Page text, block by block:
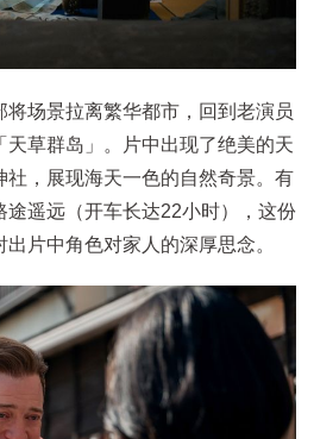
将场景拉离繁华都市，回到老演员
草群岛」。片中出现了绝美的天
社，展现海天一色的自然奇景。有
途遥远（开车长达22小时），这份
片中角色对家人的深厚思念。